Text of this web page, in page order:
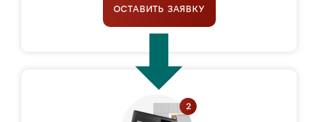
ОСТАВИТЬ ЗАЯВКУ